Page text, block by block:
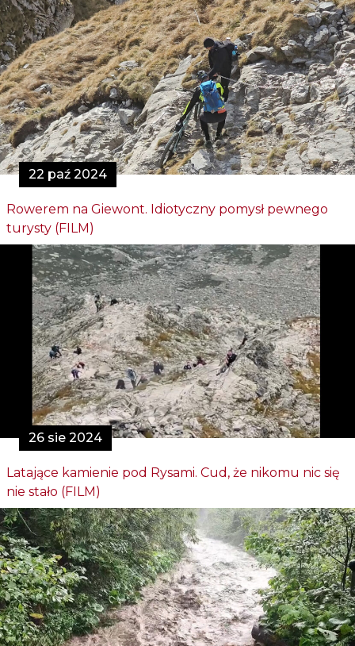
22 paź 2024
Rowerem na Giewont. Idiotyczny pomysł pewnego
turysty (FILM)
26 sie 2024
Latające kamienie pod Rysami. Cud, że nikomu nic się
nie stało (FILM)